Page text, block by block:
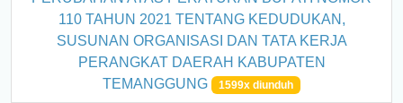
110 TAHUN 2021 TENTANG KEDUDUKAN,
SUSUNAN ORGANISASI DAN TATA KERJA
PERANGKAT DAERAH KABUPATEN
TEMANGGUNG 1599x diunduh